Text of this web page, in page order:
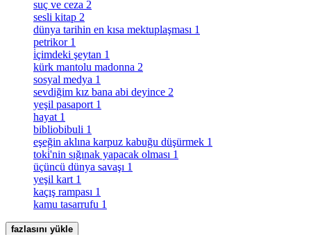
suç ve ceza 2
sesli kitap 2
dünya tarihin en kısa mektuplaşması 1
petrikor 1
i̇çimdeki şeytan 1
kürk mantolu madonna 2
sosyal medya 1
sevdiğim kız bana abi deyince 2
yeşil pasaport 1
hayat 1
bibliobibuli 1
eşeğin aklına karpuz kabuğu düşürmek 1
toki̇'nin sığınak yapacak olması 1
üçüncü dünya savaşı 1
yeşil kart 1
kaçış rampası 1
kamu tasarrufu 1
fazlasını yükle